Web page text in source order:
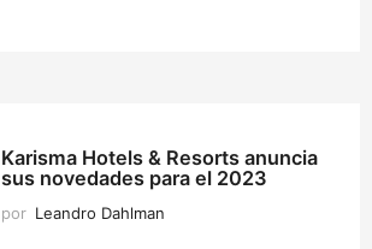
Karisma Hotels & Resorts anuncia
sus novedades para el 2023
por Leandro Dahlman